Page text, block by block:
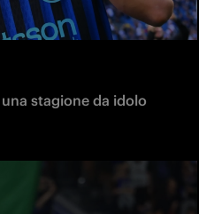
stagione da idolo